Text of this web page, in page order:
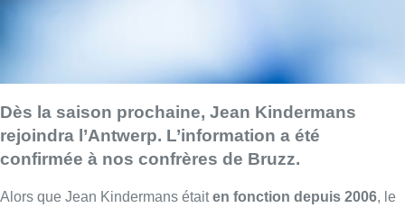
Dès la saison prochaine, Jean Kindermans
rejoindra l’Antwerp. L’information a été
confirmée à nos confrères de Bruzz.
Alors que Jean Kindermans étaiten fonction depuis 2006, le